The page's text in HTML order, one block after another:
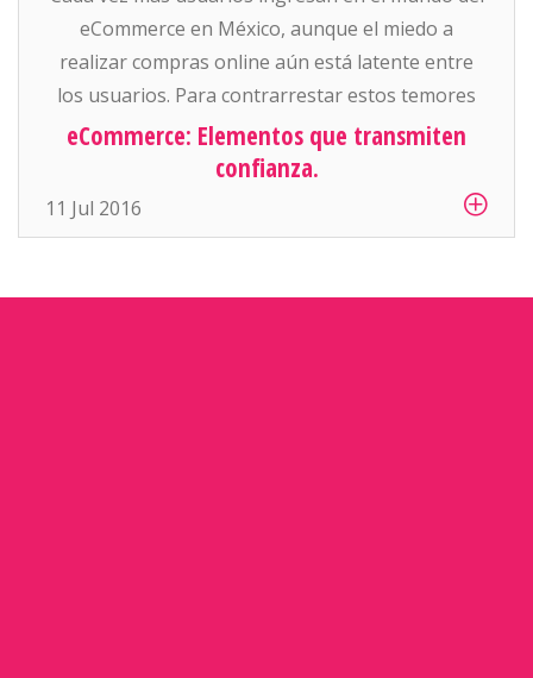
eCommerce en México, aunque el miedo a
realizar compras online aún está latente entre
los usuarios. Para contrarrestar estos temores
es indispensable que nuestro eCommerce cuente
con una serie de mecanismos, de tal forma que
respalde la seguridad de los consumidores
eCommerce: Elementos que transmiten
confianza.
11 Jul 2016